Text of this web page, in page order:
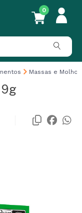
0
Massas e Molhos